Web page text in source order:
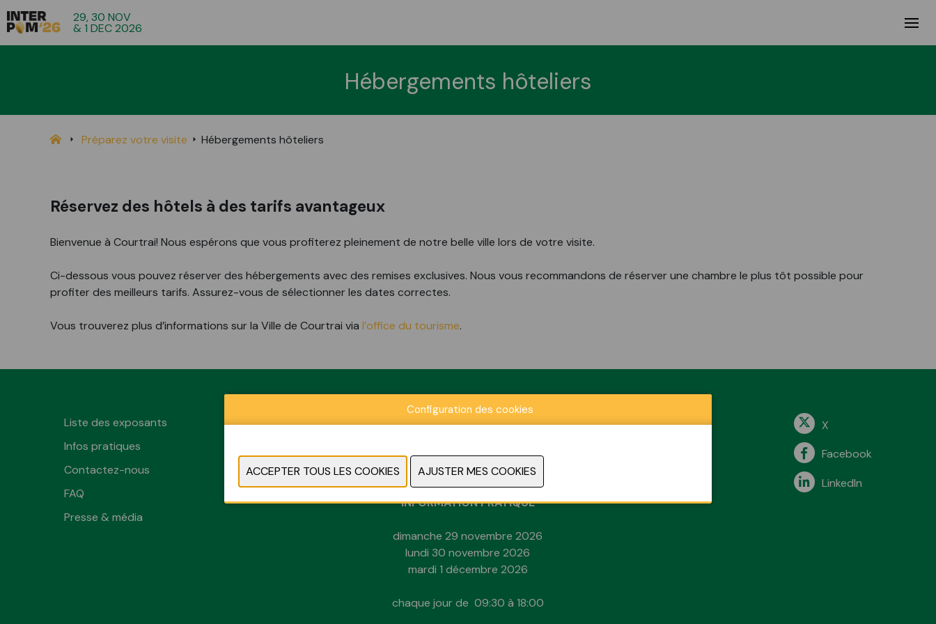
29, 30 NOV
& 1 DEC 2026
Hébergements hôteliers
Préparez votre visite Hébergements hôteliers
Réservez des hôtels à des tarifs avantageux
Bienvenue à Courtrai! Nous espérons que vous profiterez pleinement de notre belle ville lors de votre visite.
Ci-dessous vous pouvez réserver des hébergements avec des remises exclusives. Nous vous recommandons de réserver une chambre le plus tôt possible pour
profiter des meilleurs tarifs. Assurez-vous de sélectionner les dates correctes.
Vous trouverez plus d’informations sur la Ville de Courtrai via l’office du tourisme.
Liste des exposants
Infos pratiques
Contactez-nous
FAQ
Presse & média
Doorniksesteenweg 216
8500 Kortrijk
INFORMATION PRATIQUE
dimanche 29 novembre 2026
lundi 30 novembre 2026
mardi 1 décembre 2026
chaque jour de 09:30 à 18:00
X
Facebook
LinkedIn
Configuration des cookies